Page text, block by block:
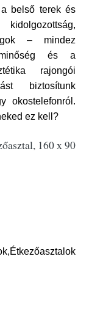
belső terek és
– mindez
és a
rajongói
biztosítunk
okostelefonról.
ez kell?
160 x 90